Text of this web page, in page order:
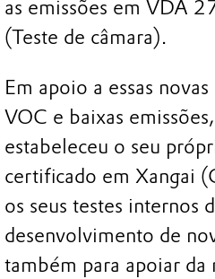
as emissões em VDA
(Teste de câmara).
Em apoio a essas
VOC e baixas
estabeleceu o seu
certificado em Xangai
os seus testes internos
desenvolvimento de
também para apoiar da